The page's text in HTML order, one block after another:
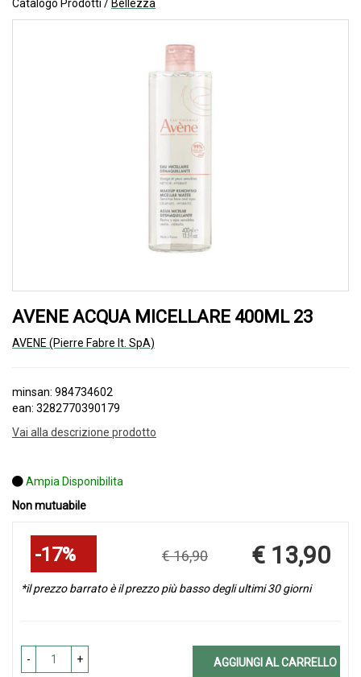
Catalogo Prodotti / Bellezza
AVENE ACQUA MICELLARE 400ML 23
AVENE (Pierre Fabre It. SpA)
minsan: 984734602
ean: 3282770390179
Vai alla descrizione prodotto
Ampia Disponibilita
Non mutuabile
Sconto
17% € 16,90
Prezzo
€ 13,90
*il prezzo barrato è il prezzo più basso degli ultimi 30 giorni
- + AGGIUNGI AL CARRELLO